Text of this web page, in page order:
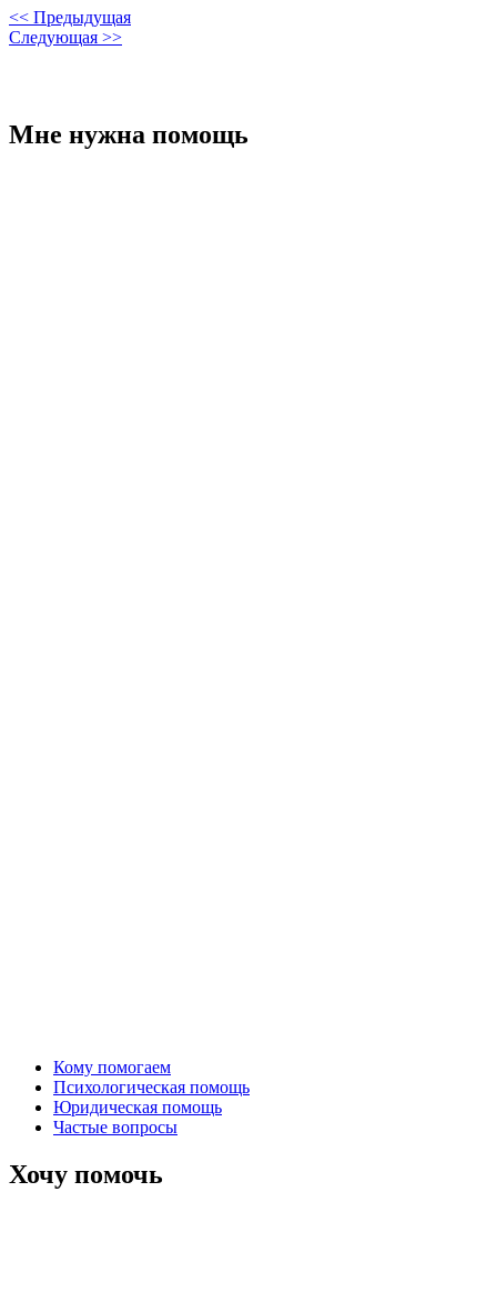
<< Предыдущая
Следующая >>
Мне нужна помощь
Кому помогаем
Психологическая помощь
Юридическая помощь
Частые вопросы
Хочу помочь